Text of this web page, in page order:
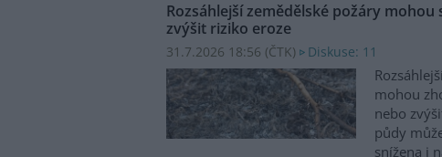
Rozsáhlejší zemědělské požáry
zvýšit riziko eroze
31.7.2026 18:56 (ČTK) Diskuse: 11
mohou
nebo
půdy
snížena i